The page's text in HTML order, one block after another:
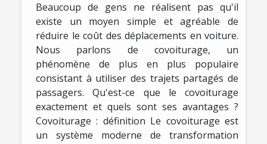
Beaucoup de gens ne réalisent pas qu'il
existe un moyen simple et agréable de
réduire le coût des déplacements en voiture.
Nous parlons de covoiturage, un
phénomène de plus en plus populaire
consistant à utiliser des trajets partagés de
passagers. Qu'est-ce que le covoiturage
exactement et quels sont ses avantages ?
Covoiturage : définition Le covoiturage est
un système moderne de transformation